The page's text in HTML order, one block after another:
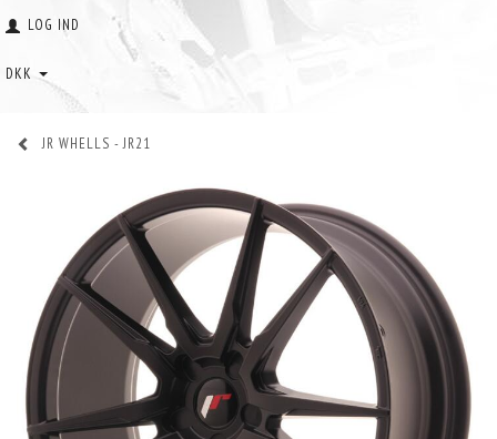
LOG IND
DKK
JR WHELLS - JR21